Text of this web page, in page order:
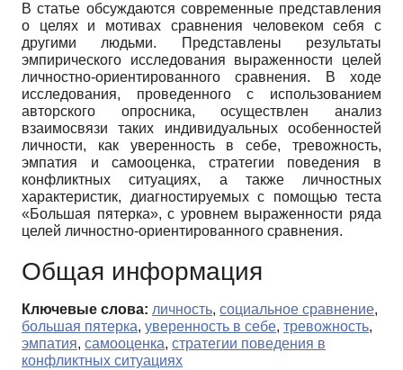
В статье обсуждаются современные представления
о целях и мотивах сравнения человеком себя с
другими людьми. Представлены результаты
эмпирического исследования выраженности целей
личностно-ориентированного сравнения. В ходе
исследования, проведенного с использованием
авторского опросника, осуществлен анализ
взаимосвязи таких индивидуальных особенностей
личности, как уверенность в себе, тревожность,
эмпатия и самооценка, стратегии поведения в
конфликтных ситуациях, а также личностных
характеристик, диагностируемых с помощью теста
«Большая пятерка», с уровнем выраженности ряда
целей личностно-ориентированного сравнения.
Общая информация
Ключевые слова: личность, социальное сравнение,
большая пятерка, уверенность в себе, тревожность,
эмпатия, самооценка, стратегии поведения в
конфликтных ситуациях